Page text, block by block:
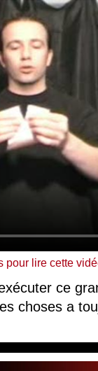
pour lire cette
ce
choses a